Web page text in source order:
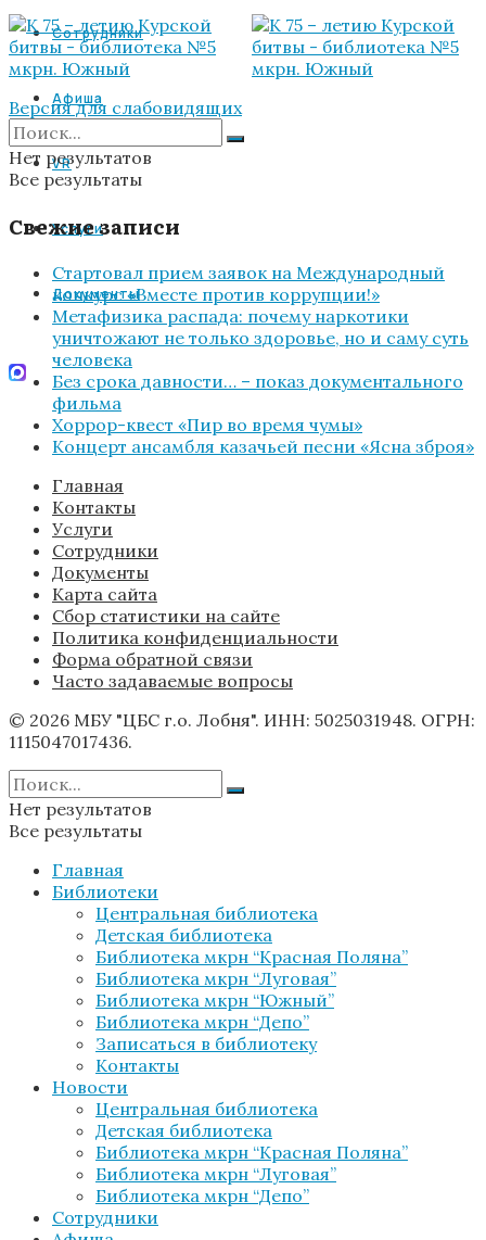
Сотрудники
Афиша
VR
Услуги
Документы
Версия для слабовидящих
Нет результатов
Все результаты
Свежие записи
Стартовал прием заявок на Международный
конкурс «Вместе против коррупции!»
Метафизика распада: почему наркотики
уничтожают не только здоровье, но и саму суть
человека
Без срока давности… – показ документального
фильма
Хоррор-квест «Пир во время чумы»
Концерт ансамбля казачьей песни «Ясна зброя»
Главная
Контакты
Услуги
Сотрудники
Документы
Карта сайта
Сбор статистики на сайте
Политика конфиденциальности
Форма обратной связи
Часто задаваемые вопросы
© 2026 МБУ "ЦБС г.о. Лобня". ИНН: 5025031948. ОГРН:
1115047017436.
Нет результатов
Все результаты
Главная
Библиотеки
Центральная библиотека
Детская библиотека
Библиотека мкрн “Красная Поляна”
Библиотека мкрн “Луговая”
Библиотека мкрн “Южный”
Библиотека мкрн “Депо”
Записаться в библиотеку
Контакты
Новости
Центральная библиотека
Детская библиотека
Библиотека мкрн “Красная Поляна”
Библиотека мкрн “Луговая”
Библиотека мкрн “Депо”
Сотрудники